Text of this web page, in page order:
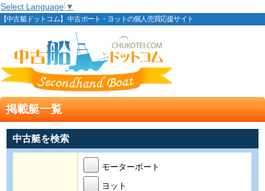
Select Language ▼
【中古艇ドットコム】 中古ボート・ヨットの個人売買応援サイト
掲載艇一覧
中古艇を検索
モーターボート
ヨット